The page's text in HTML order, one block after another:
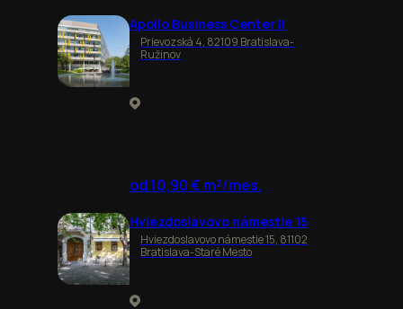
Apollo Business Center II
Prievozská 4, 82109 Bratislava-
Ružinov
od 10,90 € m²/mes.
Hviezdoslavovo námestie 15
Hviezdoslavovo námestie 15, 81102
Bratislava-Staré Mesto